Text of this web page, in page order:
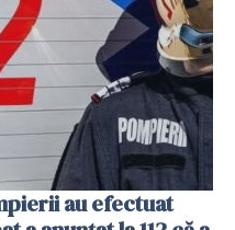
au efectuat